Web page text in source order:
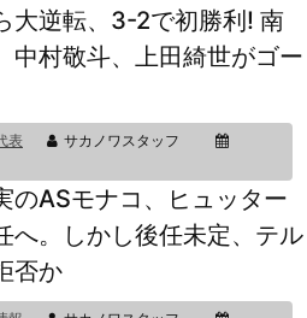
大逆転、3-2で初勝利! 南
中村敬斗、上田綺世がゴー
表
サカノワスタッフ
のASモナコ、ヒュッター
へ。しかし後任未定、テル
否か